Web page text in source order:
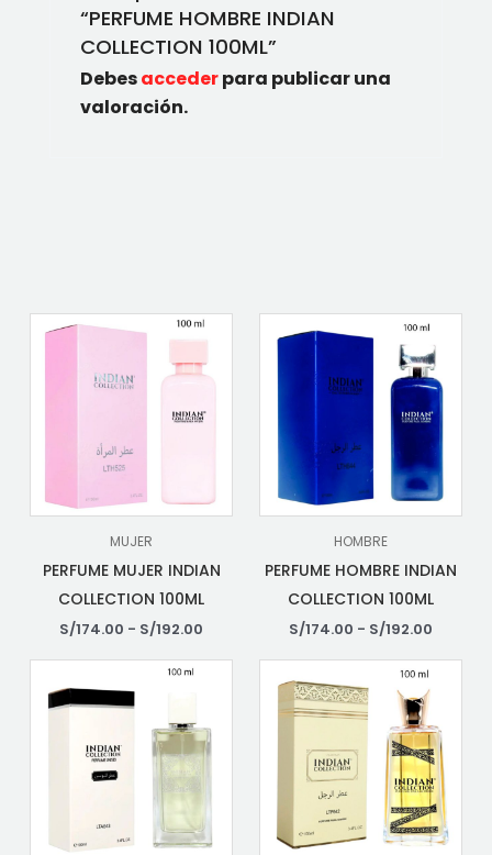
“PERFUME HOMBRE INDIAN
COLLECTION 100ML”
Debesaccederpara publicar una
valoración.
MUJER
PERFUME MUJER INDIAN
COLLECTION 100ML
S/174.00 - S/192.00
HOMBRE
PERFUME HOMBRE INDIAN
COLLECTION 100ML
S/174.00 - S/192.00